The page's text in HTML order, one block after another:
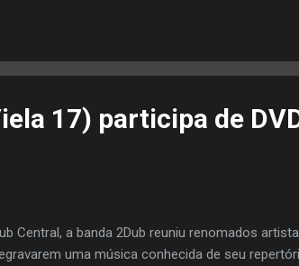
17) participa de
Central, a banda 2Dub reuniu renomados
uma música conhecida de seu